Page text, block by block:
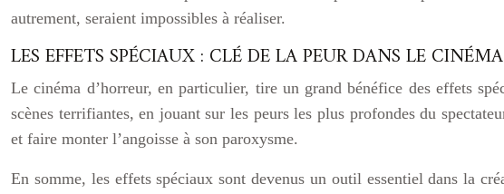
autrement, seraient impossibles à réaliser.
LES EFFETS SPÉCIAUX : CLÉ DE LA PEUR DANS LE
Le cinéma d’horreur, en particulier, tire un grand bénéfice des effets
scènes terrifiantes, en jouant sur les peurs les plus profondes du
et faire monter l’angoisse à son paroxysme.
En somme, les effets spéciaux sont devenus un outil essentiel dans la